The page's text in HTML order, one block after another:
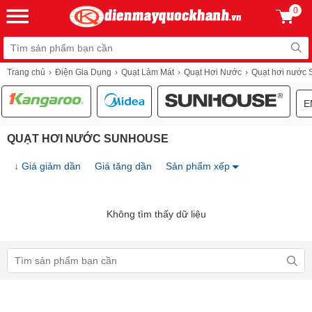
0
Trang chủ Điện Gia Dụng Quạt Làm Mát Quạt Hơi Nước Quạt hơi nước
QUẠT HƠI NƯỚC SUNHOUSE
↓ Giá giảm dần Giá tăng dần Sản phẩm xếp
Không tìm thấy dữ liệu